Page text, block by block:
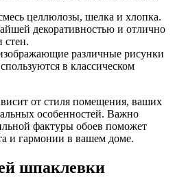
целлюлозы, шелка и хлопка.
декоративностью и отлично
стен.
различные рисунки
в классическом
от стиля помещения, ваших
особенностей. Важно
фактуры обоев поможет
и гармонии в вашем доме.
шпаклевки